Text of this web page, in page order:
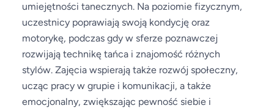
umiejętności tanecznych. Na poziomie fizycznym,
uczestnicy poprawiają swoją kondycję oraz
motorykę, podczas gdy w sferze poznawczej
rozwijają technikę tańca i znajomość różnych
stylów. Zajęcia wspierają także rozwój społeczny,
ucząc pracy w grupie i komunikacji, a także
emocjonalny, zwiększając pewność siebie i